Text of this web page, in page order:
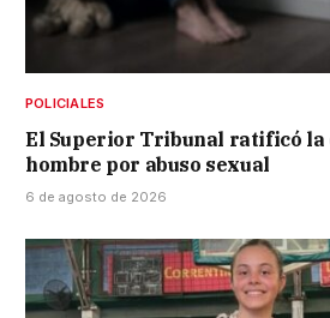
POLICIALES
El Superior Tribunal ratificó la
hombre por abuso sexual
6 de agosto de 2026